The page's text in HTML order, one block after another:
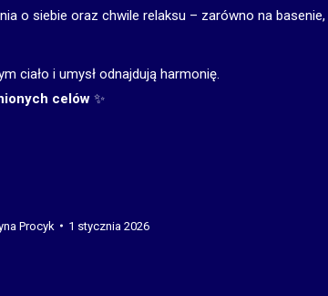
o siebie oraz chwile relaksu – zarówno na basenie,
ciało i umysł odnajdują harmonię.
celów ✨
Procyk 1 stycznia 2026